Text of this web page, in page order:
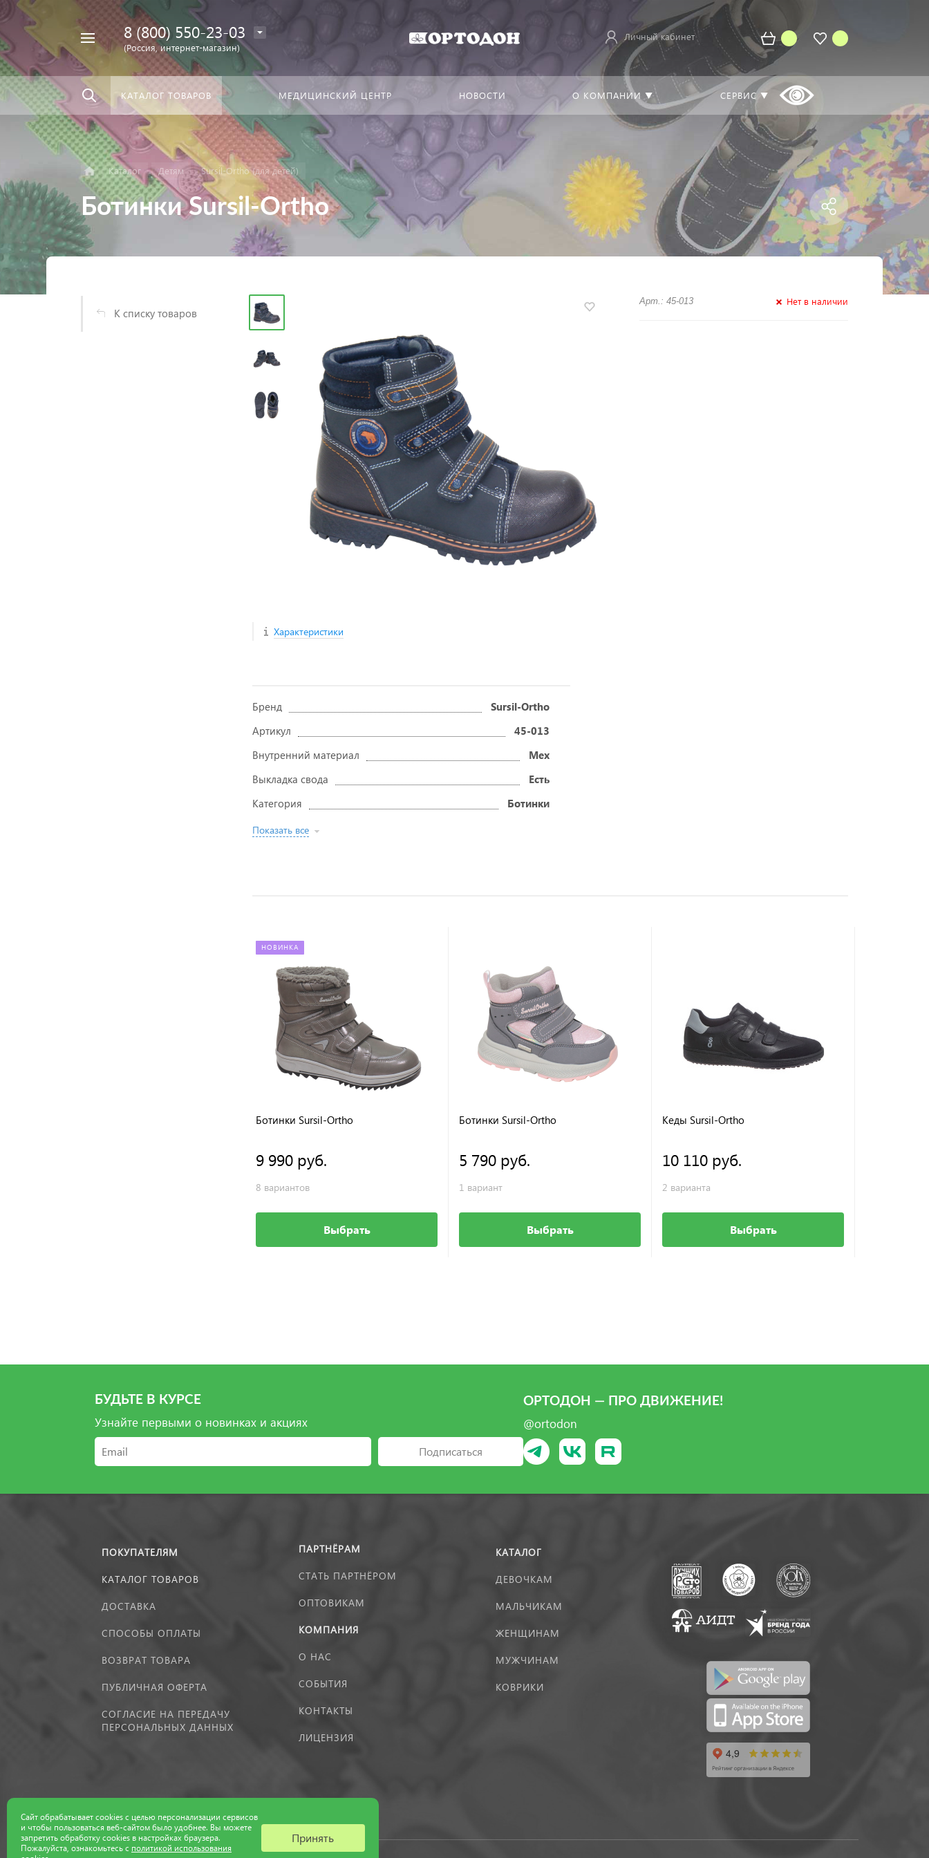
вездеНайти
8 (800) 550-23-03
(Россия, интернет-магазин)
Личный кабинет
КАТАЛОГ ТОВАРОВ МЕДИЦИНСКИЙ ЦЕНТР НОВОСТИ О КОМПАНИИ ▼ СЕРВИС ▼
Каталог Детям Sursil-Ortho (для детей)
Ботинки Sursil-Ortho
К списку товаров
Характеристики
Арт.: 45-013 Нет в наличии
Бренд
Sursil-Ortho
Артикул
45-013
Внутренний материал
Мех
Выкладка свода
Есть
Категория
Ботинки
Показать все
НОВИНКА
Ботинки Sursil-Ortho
9 990 руб.
8 вариантов
Выбрать
Ботинки Sursil-Ortho
5 790 руб.
1 вариант
Выбрать
Кеды Sursil-Ortho
10 110 руб.
2 варианта
Выбрать
БУДЬТЕ В КУРСЕ
Узнайте первыми о новинках и акциях
Подписаться
ОРТОДОН — ПРО ДВИЖЕНИЕ!
@ortodon
ПОКУПАТЕЛЯМ
КАТАЛОГ ТОВАРОВ
ДОСТАВКА
СПОСОБЫ ОПЛАТЫ
ВОЗВРАТ ТОВАРА
ПУБЛИЧНАЯ ОФЕРТА
СОГЛАСИЕ НА ПЕРЕДАЧУ
ПЕРСОНАЛЬНЫХ ДАННЫХ
ПАРТНЁРАМ
СТАТЬ ПАРТНЁРОМ
ОПТОВИКАМ
КОМПАНИЯ
О НАС
СОБЫТИЯ
КОНТАКТЫ
ЛИЦЕНЗИЯ
КАТАЛОГ
ДЕВОЧКАМ
МАЛЬЧИКАМ
ЖЕНЩИНАМ
МУЖЧИНАМ
КОВРИКИ
Сайт обрабатывает cookies с целью персонализации сервисов
и чтобы пользоваться веб-сайтом было удобнее. Вы можете
запретить обработку сookies в настройках браузера.
Пожалуйста, ознакомьтесь с политикой использования
Принять